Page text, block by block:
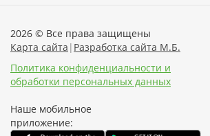
2026 © Все права защищены
Карта сайта | Разработка сайта М.Б.
Политика конфиденциальности и
обработки персональных данных
Наше мобильное
приложение: